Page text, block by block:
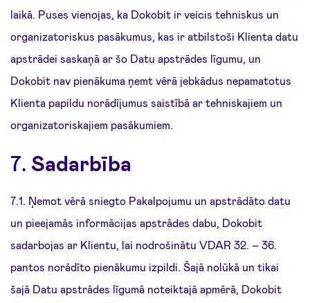
laikā. Puses vienojas, ka Dokobit ir veicis tehniskus un
organizatoriskus pasākumus, kas ir atbilstoši Klienta datu
apstrādei saskaņā ar šo Datu apstrādes līgumu, un
Dokobit nav pienākuma ņemt vērā jebkādus nepamatotus
Klienta papildu norādījumus saistībā ar tehniskajiem un
organizatoriskajiem pasākumiem.
7. Sadarbība
7.1. Ņemot vērā sniegto Pakalpojumu un apstrādāto datu
un pieejamās informācijas apstrādes dabu, Dokobit
sadarbojas ar Klientu, lai nodrošinātu VDAR 32. – 36.
pantos norādīto pienākumu izpildi. Šajā nolūkā un tikai
šajā Datu apstrādes līgumā noteiktajā apmērā, Dokobit